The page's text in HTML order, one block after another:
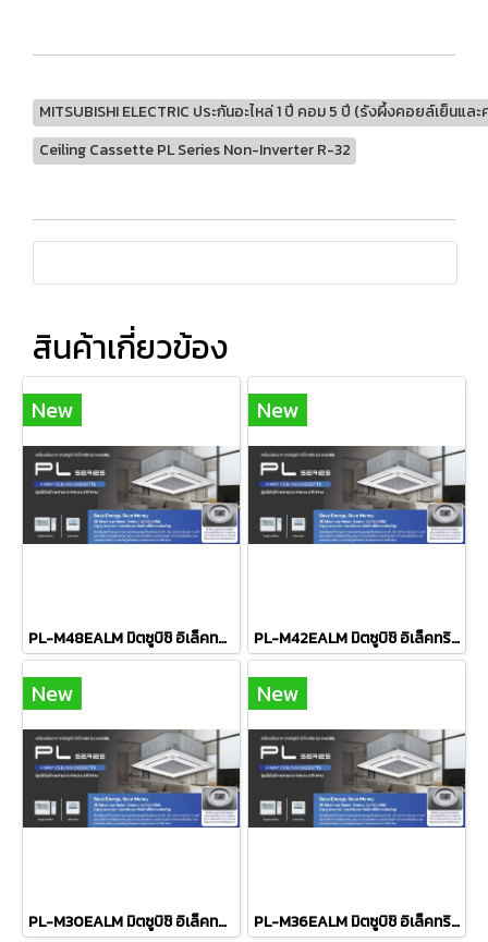
MITSUBISHI ELECTRIC ประกันอะไหล่ 1 ปี คอม 5 ปี (รังผึ้งคอยล์เย็นแ
Ceiling Cassette PL Series Non-Inverter R-32
สินค้าเกี่ยวข้อง
New
PL-M48EALM มิตซูบิชิ อิเล็คทริค มิตเตอร์สลิม MITSUBISHI ELECTRIC แบบฝังฝ้าเพดาน 4ทิศทาง รุ่น Ceiling Cassette PL Series Non-Inverter R-32 ขนาด 48,109BTU มอก ระบบไฟ 380V รีโมทไร้สาย 2026 (เฉพาะเครื่อง)
New
PL-M42EALM มิตซูบิชิ อิเล็คทริค มิตเตอร์สลิม MITSUBISHI ELECTRIC แบบฝังฝ้าเพดาน 4ทิศทาง รุ่น Ceiling Cassette PL Series Non-Inverter R-32 ขนาด 42,821BTU มอก ระบบไฟ 380V รีโมทไร้สาย 2026 (เฉพาะเครื่อง)
New
PL-M30EALM มิตซูบิชิ อิเล็คทริค มิตเตอร์สลิม MITSUBISHI ELECTRIC แบบฝังฝ้าเพดาน 4ทิศทาง รุ่น Ceiling Cassette PL Series Non-Inverter R-32 ขนาด 30,026BTU มอก รีโมทไร้สาย 2026 (เฉพาะเครื่อง)
New
PL-M36EALM มิตซูบิชิ อิเล็คทริค มิตเตอร์สลิม MITSUBISHI ELECTRIC แบบฝังฝ้าเพดาน 4ทิศทาง รุ่น Ceiling Cassette PL Series Non-Inverter R-32 ขนาด 36,167BTU มอก ระบบไฟ 380V รีโมทไร้สาย 2026 (เฉพาะเครื่อง)